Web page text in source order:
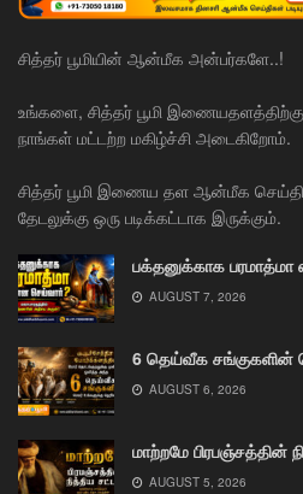
சித்தர் பூமியின் ஆன்மீக அன்பர்களே..!
உங்களை, சித்தர் பூமி
நாங்கள் மட்டற்ற மகிழ்ச்சி அடைகிறோம்.
சித்தர் பூமி இணைய தள ஆன்மீக
தேடலுக்கு ஒரு படிக்கட்டாக இருக்கும்.
பக்தனுக்காக
AUGUST 7, 2026
6 தெய்வீக சங்குகளின்
AUGUST 6, 2026
மாற்றமே பிரபஞ்சத்தின்
AUGUST 5, 2026